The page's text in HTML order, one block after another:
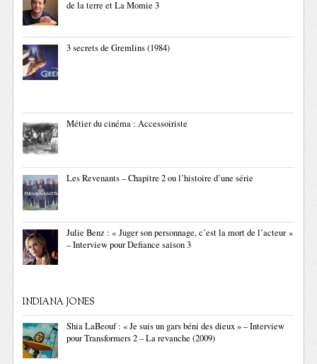
de la terre et La Momie 3
3 secrets de Gremlins (1984)
Métier du cinéma : Accessoiriste
Les Revenants – Chapitre 2 ou l’histoire d’une série
Julie Benz : « Juger son personnage, c’est la mort de l’acteur »
– Interview pour Defiance saison 3
INDIANA JONES
Shia LaBeouf : « Je suis un gars béni des dieux » – Interview
pour Transformers 2 – La revanche (2009)